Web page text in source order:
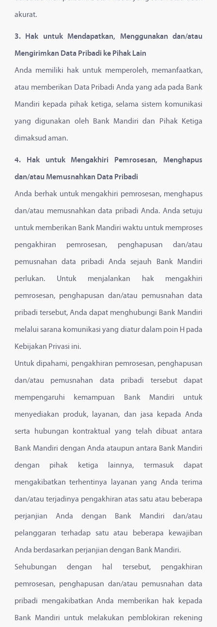
akurat.
3. Hak untuk Mendapatkan, Menggunakan dan/atau
Mengirimkan Data Pribadi ke Pihak Lain
Anda memiliki hak untuk memperoleh, memanfaatkan,
atau memberikan Data Pribadi Anda yang ada pada Bank
Mandiri kepada pihak ketiga, selama sistem komunikasi
yang digunakan oleh Bank Mandiri dan Pihak Ketiga
dimaksud aman.
4. Hak untuk Mengakhiri Pemrosesan, Menghapus
dan/atau Memusnahkan Data Pribadi
Anda berhak untuk mengakhiri pemrosesan, menghapus
dan/atau memusnahkan data pribadi Anda. Anda setuju
untuk memberikan Bank Mandiri waktu untuk memproses
pengakhiran pemrosesan, penghapusan dan/atau
pemusnahan data pribadi Anda sejauh Bank Mandiri
perlukan. Untuk menjalankan hak mengakhiri
pemrosesan, penghapusan dan/atau pemusnahan data
pribadi tersebut, Anda dapat menghubungi Bank Mandiri
melalui sarana komunikasi yang diatur dalam poin H pada
Kebijakan Privasi ini.
Untuk dipahami, pengakhiran pemrosesan, penghapusan
dan/atau pemusnahan data pribadi tersebut dapat
mempengaruhi kemampuan Bank Mandiri untuk
menyediakan produk, layanan, dan jasa kepada Anda
serta hubungan kontraktual yang telah dibuat antara
Bank Mandiri dengan Anda ataupun antara Bank Mandiri
dengan pihak ketiga lainnya, termasuk dapat
mengakibatkan terhentinya layanan yang Anda terima
dan/atau terjadinya pengakhiran atas satu atau beberapa
perjanjian Anda dengan Bank Mandiri dan/atau
pelanggaran terhadap satu atau beberapa kewajiban
Anda berdasarkan perjanjian dengan Bank Mandiri.
Sehubungan dengan hal tersebut, pengakhiran
pemrosesan, penghapusan dan/atau pemusnahan data
pribadi mengakibatkan Anda memberikan hak kepada
Bank Mandiri untuk melakukan pemblokiran rekening